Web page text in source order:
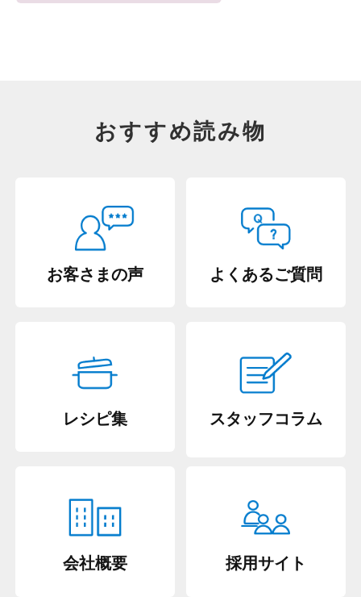
おすすめ読み物
お客さまの声 よくあるご質問
レシピ集 スタッフコラム
会社概要 採用サイト